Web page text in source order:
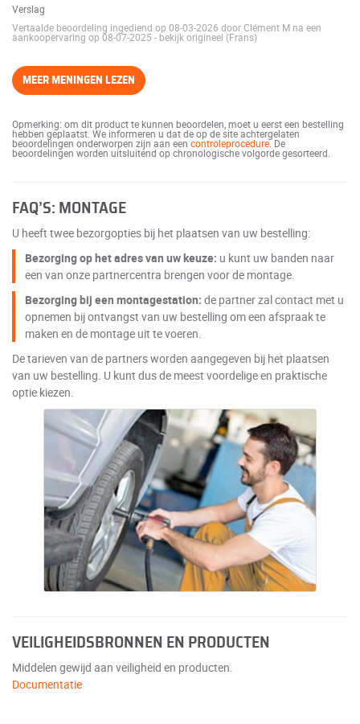
Verslag
Vertaalde beoordeling ingediend op 08-03-2026 door Clément M na een
aankoopervaring op 08-07-2025 - bekijk origineel (Frans)
MEER MENINGEN LEZEN
Opmerking: om dit product te kunnen beoordelen, moet u eerst een bestelling
hebben geplaatst. We informeren u dat de op de site achtergelaten
beoordelingen onderworpen zijn aan een controleprocedure. De
beoordelingen worden uitsluitend op chronologische volgorde gesorteerd.
FAQ’S: MONTAGE
U heeft twee bezorgopties bij het plaatsen van uw bestelling:
Bezorging op het adres van uw keuze: u kunt uw banden naar
een van onze partnercentra brengen voor de montage.
Bezorging bij een montagestation: de partner zal contact met u
opnemen bij ontvangst van uw bestelling om een afspraak te
maken en de montage uit te voeren.
De tarieven van de partners worden aangegeven bij het plaatsen
van uw bestelling. U kunt dus de meest voordelige en praktische
optie kiezen.
VEILIGHEIDSBRONNEN EN PRODUCTEN
Middelen gewijd aan veiligheid en producten.
Documentatie